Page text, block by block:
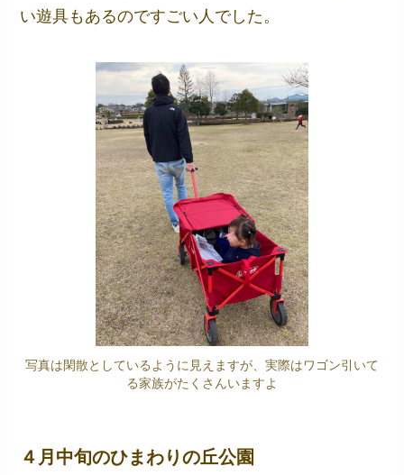
い遊具もあるのですごい人でした。
写真は閑散としているように見えますが、実際はワゴン引いて
る家族がたくさんいますよ
４月中旬のひまわりの丘公園